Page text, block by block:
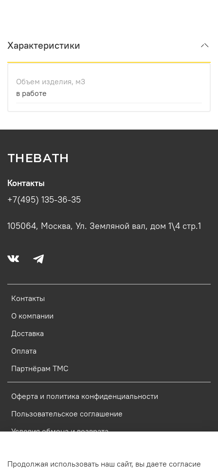
Характеристики
Объем изделия, м3
в работе
THEBATH
Контакты
О компании
Доставка
Оплата
Партнёрам ТМС
Оферта и политика конфиденциальности
Пользовательское соглашение
Условия обмена и возврата
Контакты
+7(495) 135-36-35
105064, Москва, Ул. Земляной вал, дом 1\4 стр.1
Продолжая использовать наш сайт, вы даете согласие